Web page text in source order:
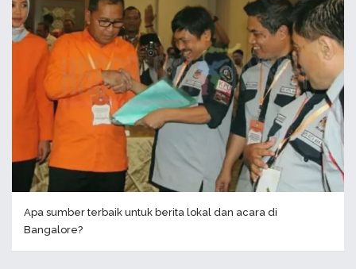
Apa sumber terbaik untuk berita lokal dan acara di
Bangalore?